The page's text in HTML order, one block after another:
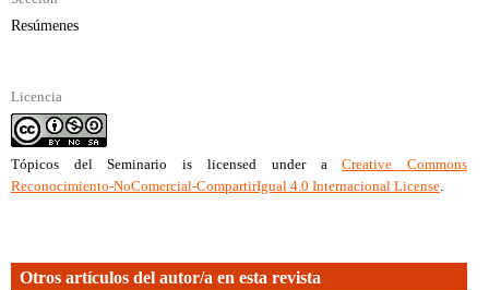
Resúmenes
Licencia
Tópicos del Seminario is licensed under aCreative Commons
Reconocimiento-NoComercial-CompartirIgual 4.0 Internacional License.
Otros artículos del autor/a en esta revista